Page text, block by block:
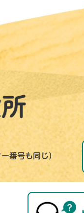
番号も同じ）